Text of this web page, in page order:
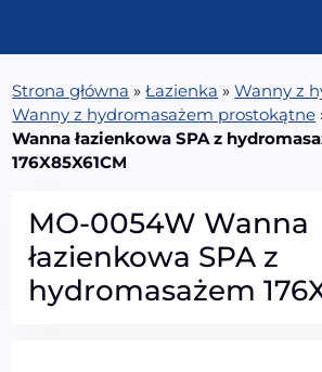
Strona główna »Łazienka »Wanny z
Wanny z hydromasażem prostokątne
Wanna łazienkowa SPA z
176X85X61CM
MO-0054W Wanna
łazienkowa SPA z
hydromasażem